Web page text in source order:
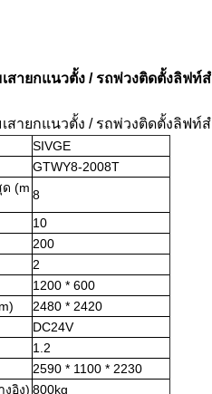
สายกแนวตั้ง / รถพ่วงติดตั้งลิฟท์
สายกแนวตั้ง / รถพ่วงติดตั้งลิฟท์
SIVGE
GTWY8-2008T
(m 8
10
200
2
1200 * 600
2480 * 2420
DC24V
1.2
2590 * 1100 * 2230
อิง) 800kg